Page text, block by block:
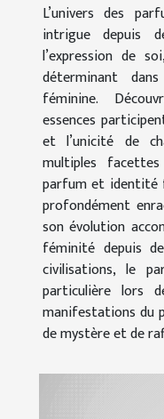
L’univers des
intrigue depuis
l’expression de
déterminant
féminine.
essences
et l’unicité de
multiples
parfum et identité
profondément
son évolution
féminité depuis
civilisations, le
particulière lors
manifestations du
de mystère et de